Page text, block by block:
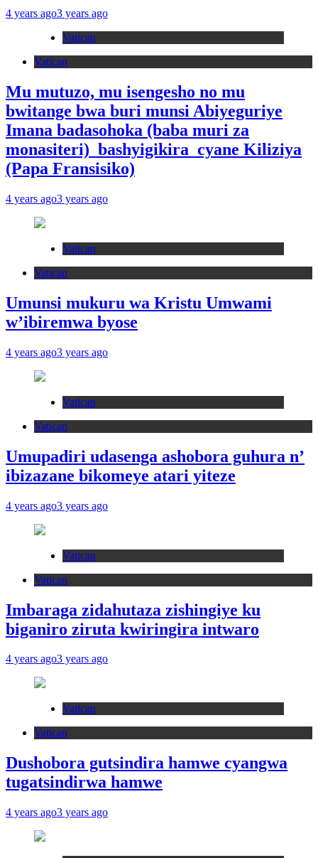
4 years ago3 years ago
Vatican
Vatican
Mu mutuzo, mu isengesho no mu
bwitange bwa buri munsi Abiyeguriye
Imana badasohoka (baba muri za
monasiteri) bashyigikira cyane Kiliziya
(Papa Fransisiko)
4 years ago3 years ago
Vatican
Vatican
Umunsi mukuru wa Kristu Umwami
w’ibiremwa byose
4 years ago3 years ago
Vatican
Vatican
Umupadiri udasenga ashobora guhura n’
ibizazane bikomeye atari yiteze
4 years ago3 years ago
Vatican
Vatican
Imbaraga zidahutaza zishingiye ku
biganiro ziruta kwiringira intwaro
4 years ago3 years ago
Vatican
Vatican
Dushobora gutsindira hamwe cyangwa
tugatsindirwa hamwe
4 years ago3 years ago